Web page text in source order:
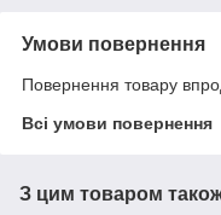
Умови повернення
Повернення товару
Всі умови повернення
З цим товаром